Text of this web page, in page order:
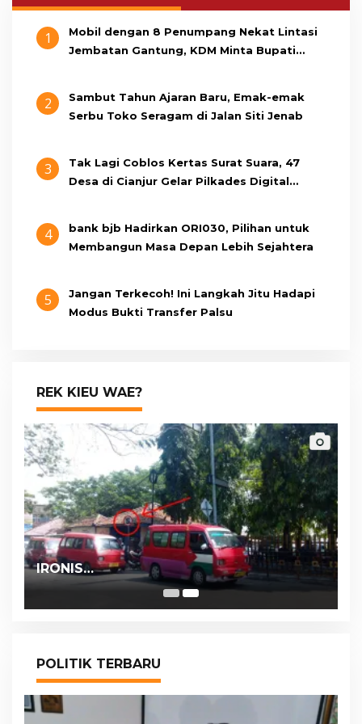
1
Mobil dengan 8 Penumpang Nekat Lintasi
Jembatan Gantung, KDM Minta Bupati
2
Sambut Tahun Ajaran Baru, Emak-emak
Serbu Toko Seragam di Jalan Siti Jenab
3
Tak Lagi Coblos Kertas Surat Suara, 47
Desa di Cianjur Gelar Pilkades Digital
4
bank bjb Hadirkan ORI030, Pilihan untuk
Membangun Masa Depan Lebih Sejahtera
5
Jangan Terkecoh! Ini Langkah Jitu Hadapi
Modus Bukti Transfer Palsu
REK KIEU WAE?
IRONIS…
POLITIK TERBARU